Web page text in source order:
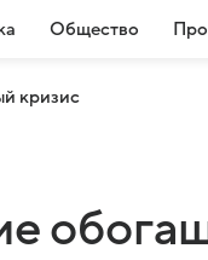
Общество
кризис